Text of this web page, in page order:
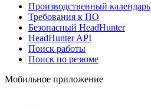
Производственный календарь
Требования к ПО
Безопасный HeadHunter
HeadHunter API
Поиск работы
Поиск по резюме
Мобильное приложение